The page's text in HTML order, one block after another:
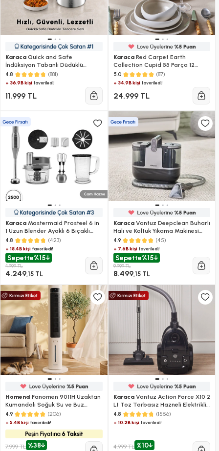
Karaca Quick and Safe
İndüksiyon Tabanlı Düdüklü
Tencere Seti 4+6 Lt
4.8 (881)
+ 36.9B kişi favoriledi!
11.999 TL
KaracaRed Carpet Earth
Collection Cupid 55 Parça 12
Kişilik Yemek Takımı
5.0 (87)
+ 34.9B kişifavoriledi!
24.999 TL
Karaca Mastermaid Prosteel 6 in
1 Uzun Blender Ayaklı 6 Bıçaklı
Cam Mutfak Robotu 2500W
Galaxy Grey
4.8 (423)
+ 18.4B kişi favoriledi!
Sepette%15
4.999 TL
4.249,15 TL
KaracaVantuz Deepclean Buharlı
Halı ve Koltuk Yıkama Makinesi
Antrasit
4.9 (45)
+ 7.6B kişifavoriledi!
Sepette%15
9.999 TL
8.499,15 TL
Homend Fanomen 9011H Uzaktan
Kumandalı Soğuk Su ve Buz
Hazneli Kule Tipi Vantilatör 60W
4.9 (206)
+ 5.4B kişi favoriledi!
7.999 TL %38
KaracaVantuz Action Force X10 2
Lt Toz Torbasız Hazneli Elektrikli
Süpürge Black 899 W
4.8 (1556)
+ 10.2B kişifavoriledi!
4.999 TL %10